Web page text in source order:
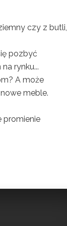
czy z butli,
pozbyć
rynku...
A może
meble.
promienie